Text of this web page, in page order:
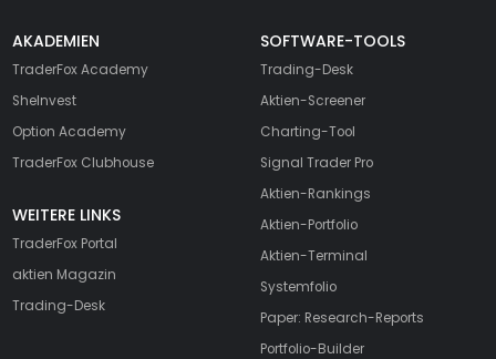
AKADEMIEN
TraderFox Academy
SheInvest
Option Academy
TraderFox Clubhouse
WEITERE LINKS
TraderFox Portal
aktien Magazin
Trading-Desk
SOFTWARE-TOOLS
Trading-Desk
Aktien-Screener
Charting-Tool
Signal Trader Pro
Aktien-Rankings
Aktien-Portfolio
Aktien-Terminal
Systemfolio
Paper: Research-Reports
Portfolio-Builder